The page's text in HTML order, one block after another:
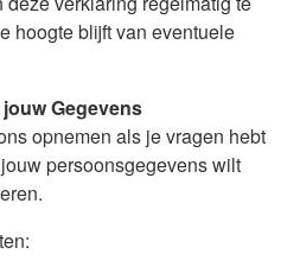
hoogte blijft van eventuele
Gegevens
opnemen als je vragen hebt
persoonsgegevens wilt